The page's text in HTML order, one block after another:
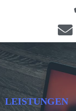
LEISTUNGEN